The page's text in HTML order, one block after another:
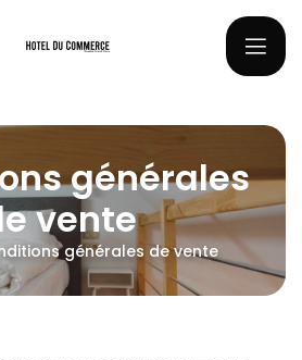
générales
vente
générales de vente